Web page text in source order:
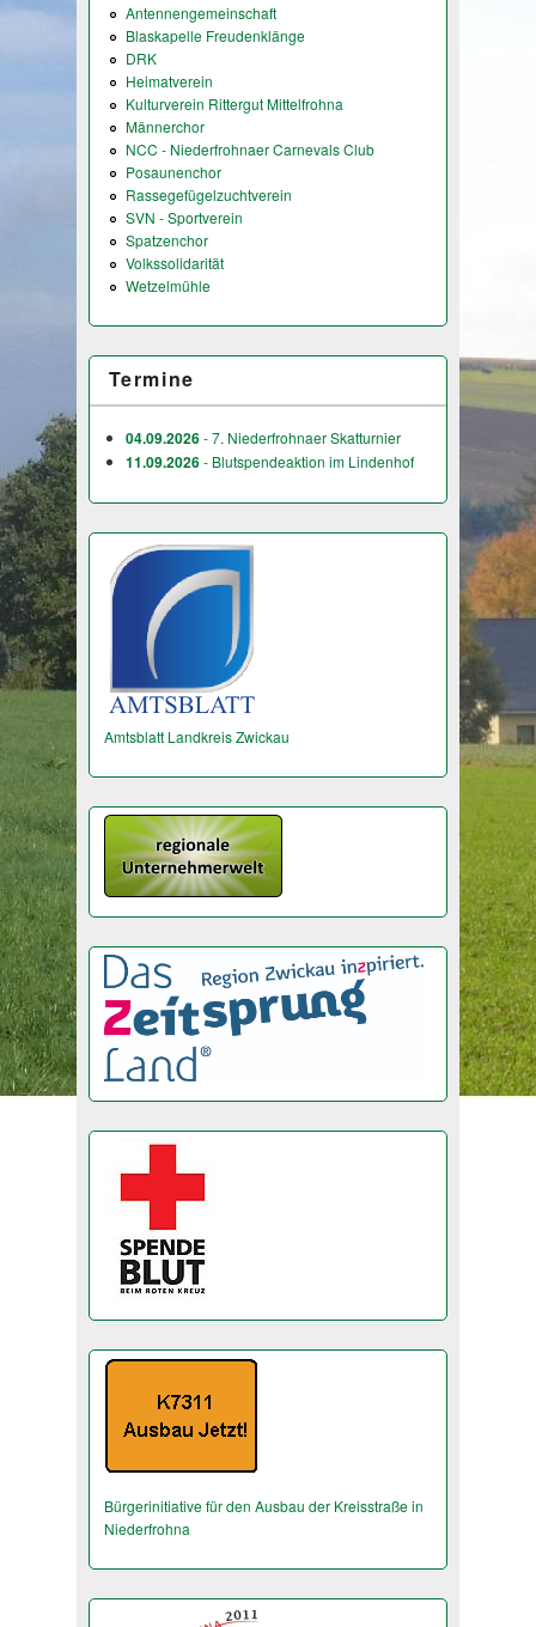
Antennengemeinschaft
Blaskapelle Freudenklänge
DRK
Heimatverein
Kulturverein Rittergut Mittelfrohna
Männerchor
NCC - Niederfrohnaer Carnevals Club
Posaunenchor
Rassegefügelzuchtverein
SVN - Sportverein
Spatzenchor
Volkssolidarität
Wetzelmühle
Termine
04.09.2026- 7. Niederfrohnaer Skatturnier
11.09.2026- Blutspendeaktion im Lindenhof
Amtsblatt Landkreis Zwickau
Bürgerinitiative für den Ausbau der Kreisstraße in
Niederfrohna